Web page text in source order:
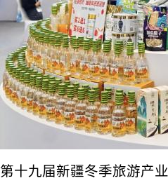
第十九届新疆冬季旅游产